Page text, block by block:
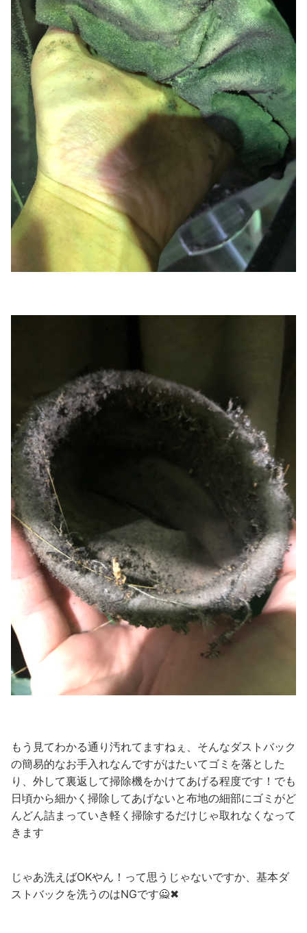
もう見てわかる通り汚れてますねぇ、そんなダストバック
の簡易的なお手入れなんですがはたいてゴミを落とした
り、外して裏返して掃除機をかけてあげる程度です！でも
日頃から細かく掃除してあげないと布地の細部にゴミがど
んどん詰まっていき軽く掃除するだけじゃ取れなくなって
きます
じゃあ洗えばOKやん！って思うじゃないですか、基本ダ
ストバックを洗うのはNGです🙅✖